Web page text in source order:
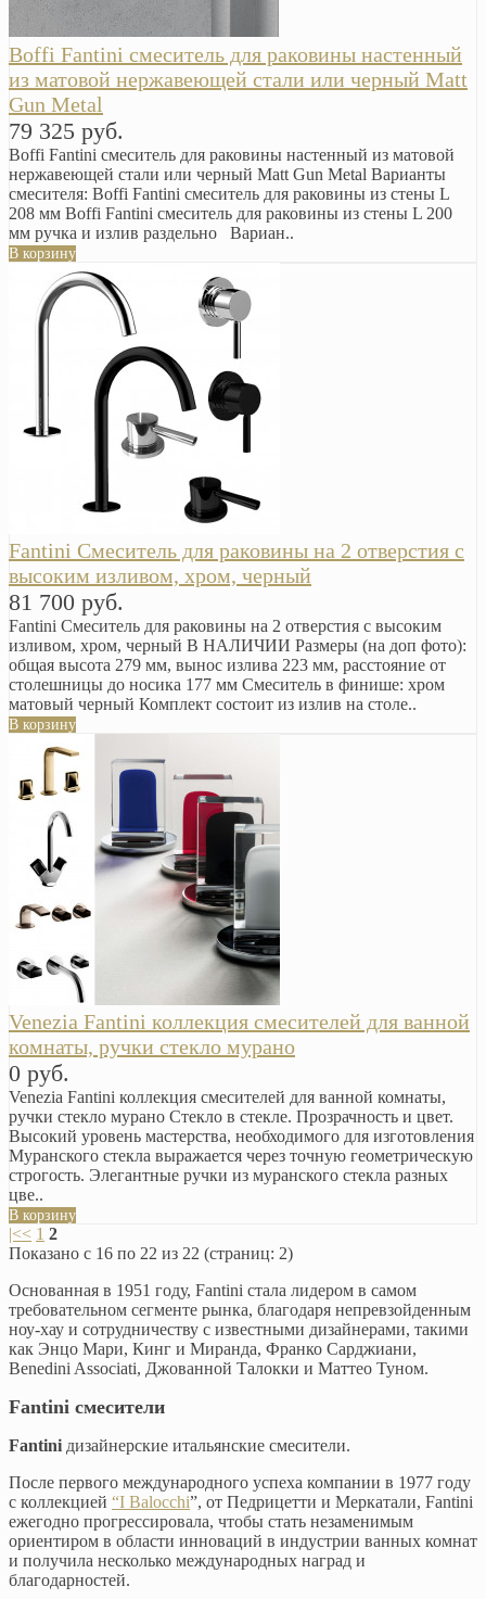
Boffi Fantini смеситель для раковины настенный
из матовой нержавеющей стали или черный Matt
Gun Metal
79 325 руб.
Boffi Fantini смеситель для раковины настенный из матовой
нержавеющей стали или черный Matt Gun Metal Варианты
смесителя: Boffi Fantini смеситель для раковины из стены L
208 мм Boffi Fantini смеситель для раковины из стены L 200
мм ручка и излив раздельно Вариан..
В корзину
Fantini Смеситель для раковины на 2 отверстия с
высоким изливом, хром, черный
81 700 руб.
Fantini Смеситель для раковины на 2 отверстия с высоким
изливом, хром, черный В НАЛИЧИИ Размеры (на доп фото):
общая высота 279 мм, вынос излива 223 мм, расстояние от
столешницы до носика 177 мм Смеситель в финише: хром
матовый черный Комплект состоит из излив на столе..
В корзину
Venezia Fantini коллекция смесителей для ванной
комнаты, ручки стекло мурано
0 руб.
Venezia Fantini коллекция смесителей для ванной комнаты,
ручки стекло мурано Стекло в стекле. Прозрачность и цвет.
Высокий уровень мастерства, необходимого для изготовления
Муранского стекла выражается через точную геометрическую
строгость. Элегантные ручки из муранского стекла разных
цве..
В корзину
|<< 1 2
Показано с 16 по 22 из 22 (страниц: 2)
Основанная в 1951 году, Fantini стала лидером в самом
требовательном сегменте рынка, благодаря непревзойденным
ноу-хау и сотрудничеству с известными дизайнерами, такими
как Энцо Мари, Кинг и Миранда, Франко Сарджиани,
Benedini Associati, Джованной Талокки и Маттео Туном.
Fantini смесители
Fantini дизайнерские итальянские смесители.
После первого международного успеха компании в 1977 году
с коллекцией “I Balocchi”, от Педрицетти и Меркатали, Fantini
ежегодно прогрессировала, чтобы стать незаменимым
ориентиром в области инноваций в индустрии ванных комнат
и получила несколько международных наград и
благодарностей.